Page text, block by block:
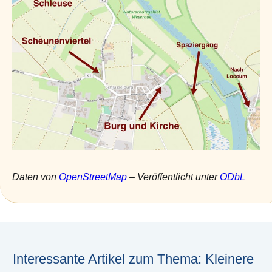
Daten von OpenStreetMap – Veröffentlicht unterODbL
Interessante Artikel zum Thema: Kleinere